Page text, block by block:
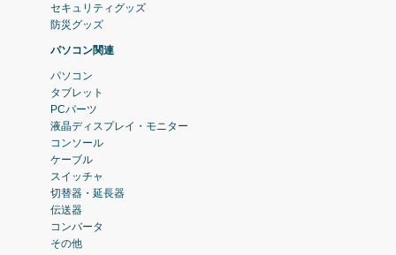
セキュリティグッズ
防災グッズ
パソコン関連
パソコン
タブレット
PCパーツ
液晶ディスプレイ・モニター
コンソール
ケーブル
スイッチャ
切替器・延長器
伝送器
コンバータ
その他